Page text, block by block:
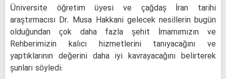
Üniversite öğretim üyesi ve çağdaş İran tarihi
araştırmacısı Dr. Musa Hakkani gelecek nesillerin bugün
olduğundan çok daha fazla şehit İmamımızın ve
Rehberimizin kalıcı hizmetlerini tanıyacağını ve
yaptıklarının değerini daha iyi kavrayacağını belirterek
şunları söyledi: